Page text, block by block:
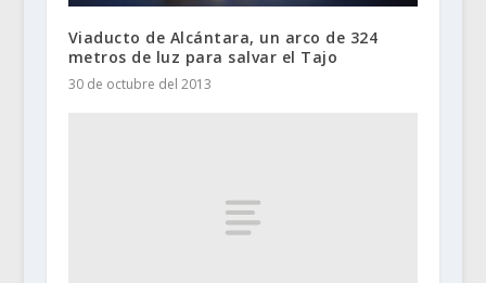
Viaducto de Alcántara, un arco de 324
metros de luz para salvar el Tajo
30 de octubre del 2013